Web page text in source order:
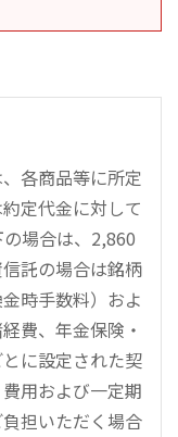
各商品等に所定
定代金に対して
場合は、2,860
託の場合は銘柄
時手数料）およ
費、年金保険・
に設定された契
用および一定期
担いただく場合